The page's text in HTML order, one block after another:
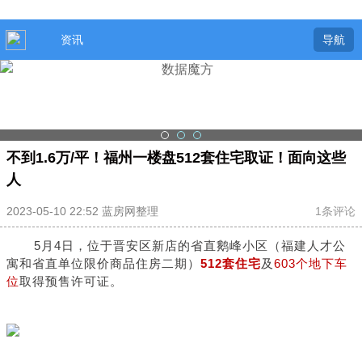
资讯 导航
不到1.6万/平！福州一楼盘512套住宅取证！面向这些
人
2023-05-10 22:52 蓝房网整理 1条评论
5月4日，位于晋安区新店的省直鹅峰小区（福建人才公
寓和省直单位限价商品住房二期） 512套住宅及 603个地下车
位取得预售许可证。